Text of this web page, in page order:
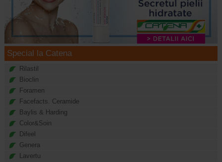
Special la Catena
Rilastil
Bioclin
Foramen
Facefacts. Ceramide
Baylis & Harding
Color&Soin
Difeel
Genera
Lavertu